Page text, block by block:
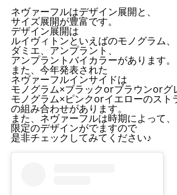
ネヴァーフルはデザイン展開と、
サイズ展開が豊富です。
デザイン展開は
ルイヴィトンといえばのモノグラム、
ダミエ、アンプラント、
アンプラントバイカラーがあります。
また、今年発表された
ネヴァーフルインサイドは
モノグラム×ブラックorブラウンorグ
モノグラム×ピンクorイエローのスト
の組み合わせがあります。
また、ネヴァーフルは時期によって、
限定のデザインがでますので
是非チェックしてみてください♪